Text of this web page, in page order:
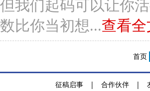
但我们起码可以让你
数比你当初想...查看全
首页
征稿启事 | 合作伙伴 |